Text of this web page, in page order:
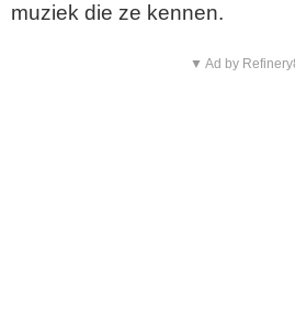
muziek die ze kennen.
▼ Ad by